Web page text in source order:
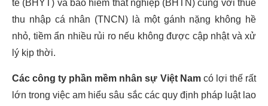
tế (BHYT) và bảo hiểm thất nghiệp (BHTN) cùng với thuế
thu nhập cá nhân (TNCN) là một gánh nặng không hề
nhỏ, tiềm ẩn nhiều rủi ro nếu không được cập nhật và xử
lý kịp thời.
Các công ty phần mềm nhân sự Việt Namcó lợi thế rất
lớn trong việc am hiểu sâu sắc các quy định pháp luật lao